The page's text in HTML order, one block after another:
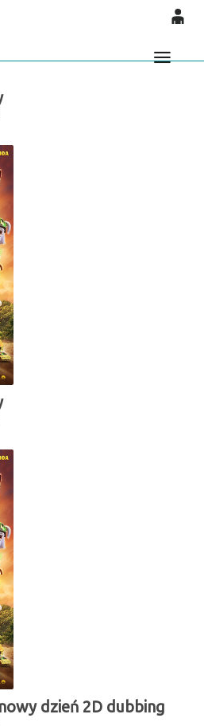
dzień 2D dubbing